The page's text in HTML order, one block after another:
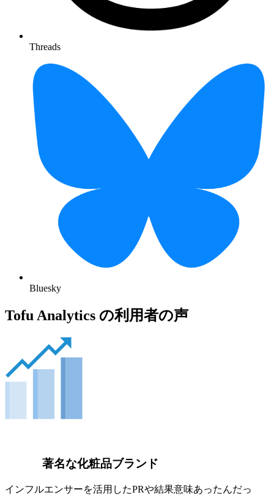
Threads
Bluesky
Tofu Analytics の利用者の声
著名な化粧品ブランド
インフルエンサーを活用したPRや結果意味あったんだっ